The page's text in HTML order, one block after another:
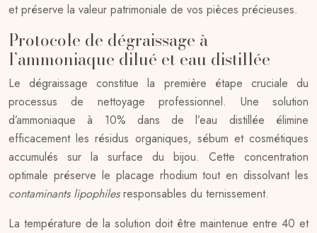
et préserve la valeur patrimoniale de vos pièces précieuses.
Protocole de dégraissage à
l’ammoniaque dilué et eau distillée
Le dégraissage constitue la première étape cruciale du
processus de nettoyage professionnel. Une solution
d’ammoniaque à 10% dans de l’eau distillée élimine
efficacement les résidus organiques, sébum et cosmétiques
accumulés sur la surface du bijou. Cette concentration
optimale préserve le placage rhodium tout en dissolvant les
contaminants lipophilesresponsables du ternissement.
La température de la solution doit être maintenue entre 40 et